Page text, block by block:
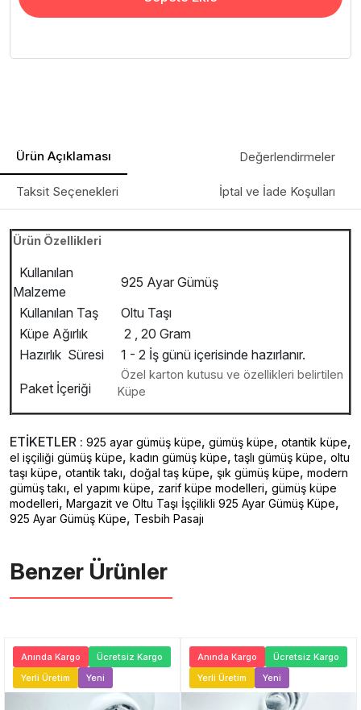
Ürün Açıklaması Değerlendirmeler
Taksit Seçenekleri İptal ve İade Koşulları
Ürün Özellikleri
Kullanılan
Malzeme
925 Ayar Gümüş
Kullanılan Taş
Oltu Taşı
Küpe Ağırlık
2 , 20 Gram
Hazırlık Süresi
1 - 2 İş günü içerisinde hazırlanır.
Paket İçeriği
Özel karton kutusu ve özellikleri belirtilen
Küpe
ETİKETLER : 925 ayar gümüş küpe, gümüş küpe, otantik küpe,
el işçiliği gümüş küpe, kadın gümüş küpe,taşlı gümüş küpe, oltu
taşı küpe, otantik takı, doğal taş küpe, şık gümüş küpe, modern
gümüş takı, el yapımı küpe, zarif küpe modelleri, gümüş küpe
modelleri, Margazit ve Oltu Taşı İşçilikli 925 Ayar Gümüş Küpe,
925 Ayar Gümüş Küpe, Tesbih Pasajı
Benzer Ürünler ️
Anında Kargo
Ücretsiz Kargo
Yerli Üretim
Yeni
Anında Kargo
Ücretsiz Kargo
Yerli Üretim
Yeni